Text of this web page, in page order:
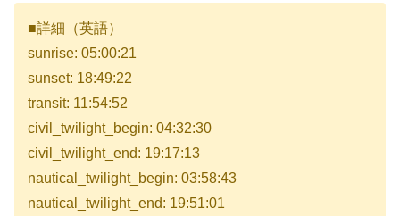
■詳細（英語）
sunrise: 05:00:21
sunset: 18:49:22
transit: 11:54:52
civil_twilight_begin: 04:32:30
civil_twilight_end: 19:17:13
nautical_twilight_begin: 03:58:43
nautical_twilight_end: 19:51:01